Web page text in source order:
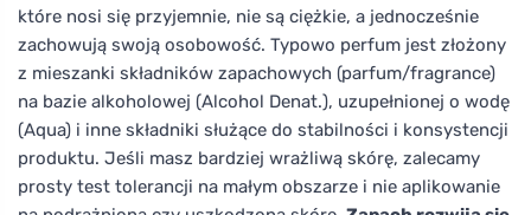
które nosi się przyjemnie, nie są ciężkie, a jednocześnie
zachowują swoją osobowość. Typowo perfum jest złożony
z mieszanki składników zapachowych (parfum/fragrance)
na bazie alkoholowej (Alcohol Denat.), uzupełnionej o wodę
(Aqua) i inne składniki służące do stabilności i konsystencji
produktu. Jeśli masz bardziej wrażliwą skórę, zalecamy
prosty test tolerancji na małym obszarze i nie aplikowanie